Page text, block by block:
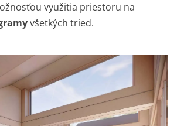
využitia priestoru na
všetkých tried.